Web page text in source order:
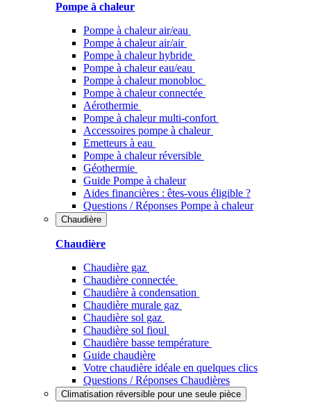
Pompe à chaleur
Pompe à chaleur air/eau
Pompe à chaleur air/air
Pompe à chaleur hybride
Pompe à chaleur​ eau/eau
Pompe à chaleur monobloc
Pompe à chaleur connectée
Aérothermie
Pompe à chaleur multi-confort
Accessoires pompe à chaleur
Emetteurs à eau
Pompe à chaleur réversible
Géothermie
Guide Pompe à chaleur
Aides financières : êtes-vous éligible ?
Questions / Réponses Pompe à chaleur
Chaudière
Chaudière
Chaudière gaz
Chaudière connectée
Chaudière à condensation
Chaudière murale gaz
Chaudière sol gaz
Chaudière sol fioul
Chaudière basse température
Guide chaudière
Votre chaudière idéale en quelques clics
Questions / Réponses Chaudières
Climatisation réversible pour une seule pièce